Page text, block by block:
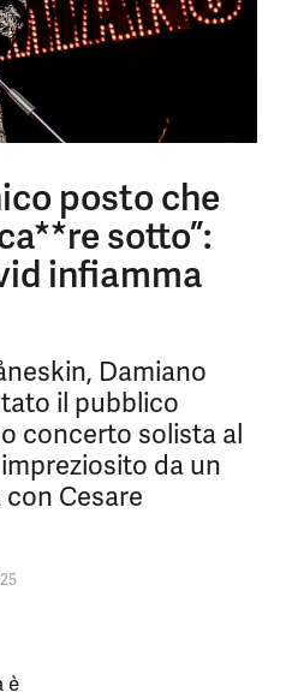
posto che
sotto”:
infiamma
Damiano
il pubblico
concerto solista al
da un
Cesare
è